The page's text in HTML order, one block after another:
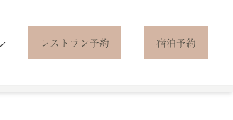
レストラン予約 宿泊予約